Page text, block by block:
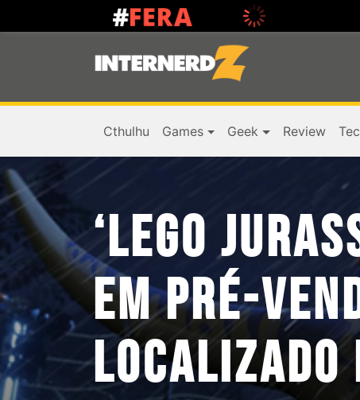
Cthulhu Games Geek Review
‘LEGO
EM PRÉ-
LOCALIZADO